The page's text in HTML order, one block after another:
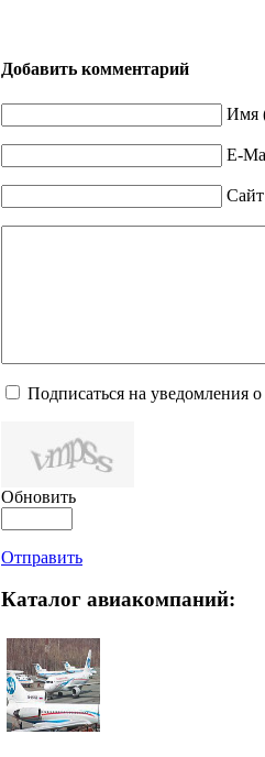
Добавить комментарий
Имя
E-
Сайт
Подписаться на уведомления
Обновить
Отправить
Каталог авиакомпаний: